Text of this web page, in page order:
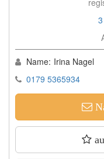
Name: Irina Nagel
0179 5365934